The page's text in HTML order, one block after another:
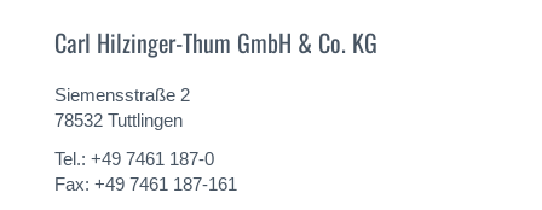
Carl Hilzinger-Thum GmbH & Co. KG
Siemensstraße 2
78532 Tuttlingen
Tel.: +49 7461 187-0
Fax: +49 7461 187-161